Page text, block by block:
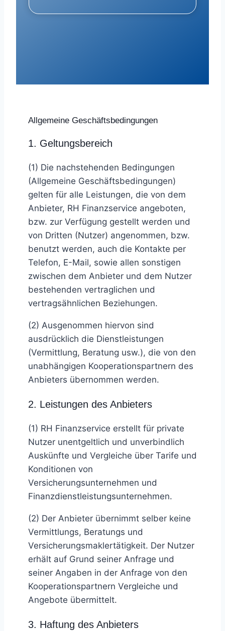
Allgemeine Geschäftsbedingungen
1. Geltungsbereich
(1) Die nachstehenden Bedingungen
(Allgemeine Geschäftsbedingungen)
gelten für alle Leistungen, die von dem
Anbieter, RH Finanzservice angeboten,
bzw. zur Verfügung gestellt werden und
von Dritten (Nutzer) angenommen, bzw.
benutzt werden, auch die Kontakte per
Telefon, E-Mail, sowie allen sonstigen
zwischen dem Anbieter und dem Nutzer
bestehenden vertraglichen und
vertragsähnlichen Beziehungen.
(2) Ausgenommen hiervon sind
ausdrücklich die Dienstleistungen
(Vermittlung, Beratung usw.), die von den
unabhängigen Kooperationspartnern des
Anbieters übernommen werden.
2. Leistungen des Anbieters
(1) RH Finanzservice erstellt für private
Nutzer unentgeltlich und unverbindlich
Auskünfte und Vergleiche über Tarife und
Konditionen von
Versicherungsunternehmen und
Finanzdienstleistungsunternehmen.
(2) Der Anbieter übernimmt selber keine
Vermittlungs, Beratungs und
Versicherungsmaklertätigkeit. Der Nutzer
erhält auf Grund seiner Anfrage und
seiner Angaben in der Anfrage von den
Kooperationspartnern Vergleiche und
Angebote übermittelt.
3. Haftung des Anbieters